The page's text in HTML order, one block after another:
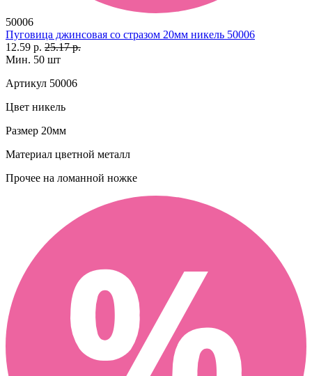
50006
Пуговица джинсовая со стразом 20мм никель 50006
12.59 р. 25.17 р.
Мин. 50 шт
Артикул 50006
Цвет никель
Размер 20мм
Материал цветной металл
Прочее на ломанной ножке